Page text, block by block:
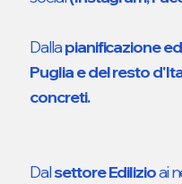
Dallapianificazione
Pugliae del resto
concreti.
Dalsettore Edilizioai